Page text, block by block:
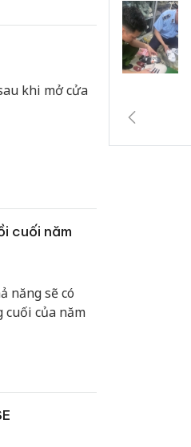
khi mở cửa
cuối năm
năng sẽ có
của năm
Thanh Hóa: Tìm bị
Moyuum giả